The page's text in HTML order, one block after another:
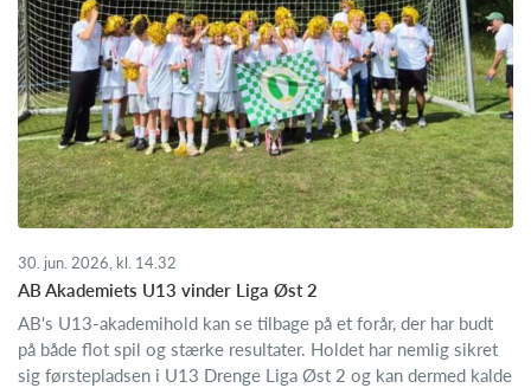
30. jun. 2026, kl. 14.32
AB Akademiets U13 vinder Liga Øst 2
AB's U13-akademihold kan se tilbage på et forår, der har budt
på både flot spil og stærke resultater. Holdet har nemlig sikret
sig førstepladsen i U13 Drenge Liga Øst 2 og kan dermed kalde